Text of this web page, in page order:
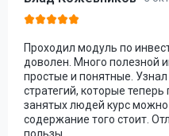
Проходил модуль по
доволен. Много полезной
простые и понятные.
стратегий, которые
занятых людей курс
содержание того стоит.